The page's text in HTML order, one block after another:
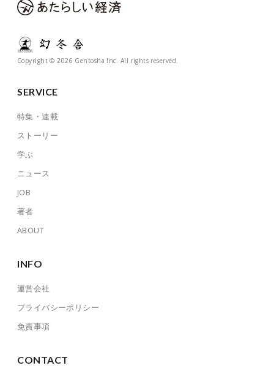
Copyright © 2026 Gentosha Inc. All rights reserved.
SERVICE
特集・連載
ストーリー
学ぶ
ニュース
JOB
著者
ABOUT
INFO
運営会社
プライバシーポリシー
免責事項
CONTACT